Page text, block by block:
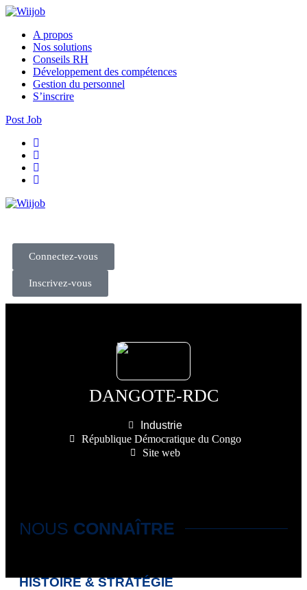
A propos
Nos solutions
Conseils RH
Développement des compétences
Gestion du personnel
S’inscrire
Post Job
Connectez-vous
Inscrivez-vous
DANGOTE-RDC
Industrie
République Démocratique du Congo
Site web
NOUS CONNAÎTRE
HISTOIRE & STRATÉGIE